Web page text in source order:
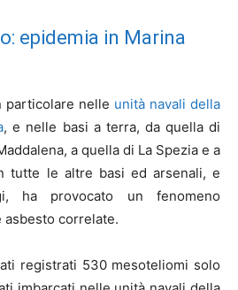
epidemia in Marina
particolare nelle unità navali della
, e nelle basi a terra, da quella di
a quella di La Spezia e a
tutte le altre basi ed arsenali, e
ha provocato un fenomeno
correlate.
registrati 530 mesoteliomi solo